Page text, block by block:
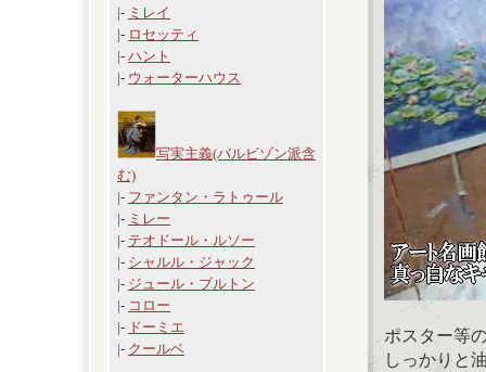
|- ミレイ
|- ロセッティ
|- ハント
|- ウォーターハウス
写実主義(バルビゾン派含
む)
|- ファンタン・ラトゥール
|- ミレー
|- テオドール・ルソー
|- シャルル・ジャック
|- ジュール・ブルトン
|- コロー
|- ドーミエ
|- クールベ
ポスター等
しっかりと